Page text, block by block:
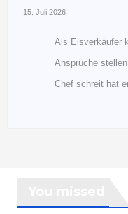
15. Juli 2026
Als Eisverkäufer
Ansprüche
Chef schreit hat